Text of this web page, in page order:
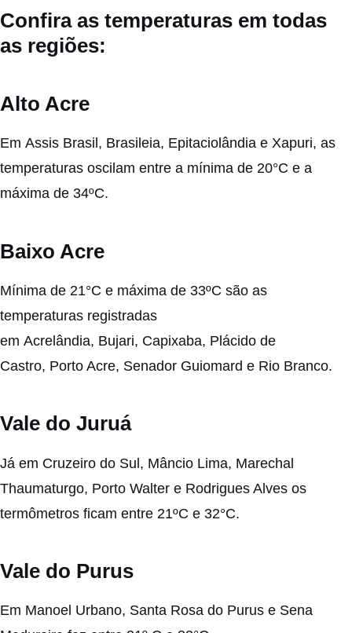
Confira as temperaturas em todas
as regiões:
Alto Acre
Em Assis Brasil, Brasileia, Epitaciolândia e Xapuri, as
temperaturas oscilam entre a mínima de 20°C e a
máxima de 34ºC.
Baixo Acre
Mínima de 21°C e máxima de 33ºC são as
temperaturas registradas
em Acrelândia, Bujari, Capixaba, Plácido de
Castro, Porto Acre, Senador Guiomard e Rio Branco.
Vale do Juruá
Já em Cruzeiro do Sul, Mâncio Lima, Marechal
Thaumaturgo, Porto Walter e Rodrigues Alves os
termômetros ficam entre 21ºC e 32°C.
Vale do Purus
Em Manoel Urbano, Santa Rosa do Purus e Sena